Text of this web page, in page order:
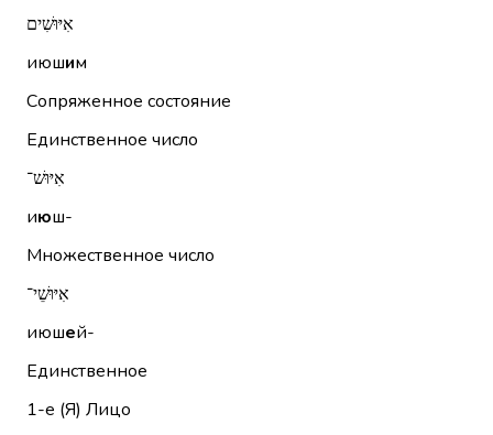
אִיּוּשִׁים
июшим
Сопряженное состояние
Единственное число
אִיּוּשׁ־
июш-
Множественное число
אִיּוּשֵׁי־
июшей-
Единственное
1-е (Я) Лицо